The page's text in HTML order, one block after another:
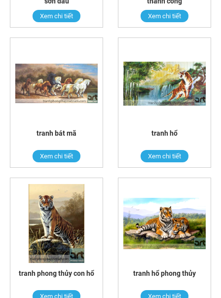
Xem chi tiết Xem chi tiết
tranh bát mã
Xem chi tiết
tranh hổ
Xem chi tiết
tranh phong thủy con hổ
Xem chi tiết
tranh hổ phong thủy
Xem chi tiết